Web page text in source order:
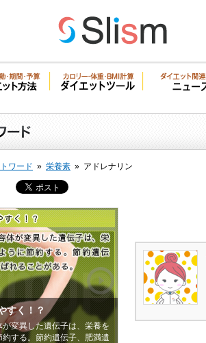
ワード » 栄養素 » アドレナリン
すく！？
変異した遺伝子は、栄養を
する。節約遺伝子、肥満遺